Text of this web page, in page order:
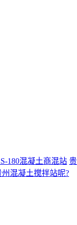
180混凝土商混站
混凝土搅拌站呢?